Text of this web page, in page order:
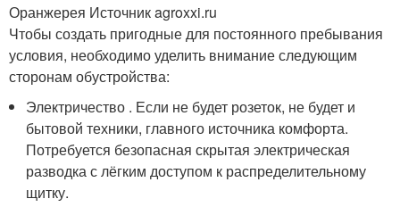
Оранжерея Источник agroxxi.ru
Чтобы создать пригодные для постоянного пребывания
условия, необходимо уделить внимание следующим
сторонам обустройства:
Электричество . Если не будет розеток, не будет и
бытовой техники, главного источника комфорта.
Потребуется безопасная скрытая электрическая
разводка с лёгким доступом к распределительному
щитку.